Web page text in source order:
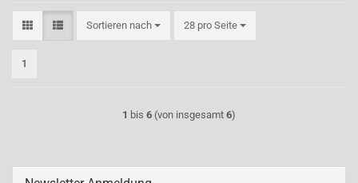
Sortieren nach
Sortieren nach 28 pro Seite
pro Seite
1
1 bis 6 (von insgesamt 6)